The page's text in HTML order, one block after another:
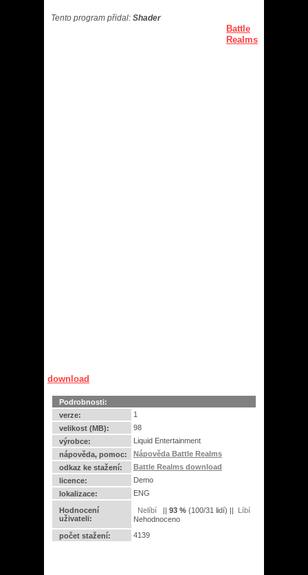
Tento program přidal: Shader
Battle
Realms
download
Podrobnosti:
verze:
1
velikost (MB):
98
výrobce:
Liquid Entertainment
nápověda, pomoc:
Nápověda Battle Realms
odkaz ke stažení:
Battle Realms download
licence:
Demo
lokalizace:
ENG
Hodnocení
uživateli:
|| 93 % (100/31 lidí) ||
Nehodnoceno
počet stažení:
4139